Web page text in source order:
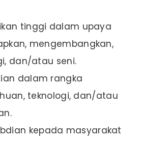
tinggi dalam upaya
mengembangkan,
dan/atau seni.
dalam rangka
teknologi, dan/atau
kepada masyarakat